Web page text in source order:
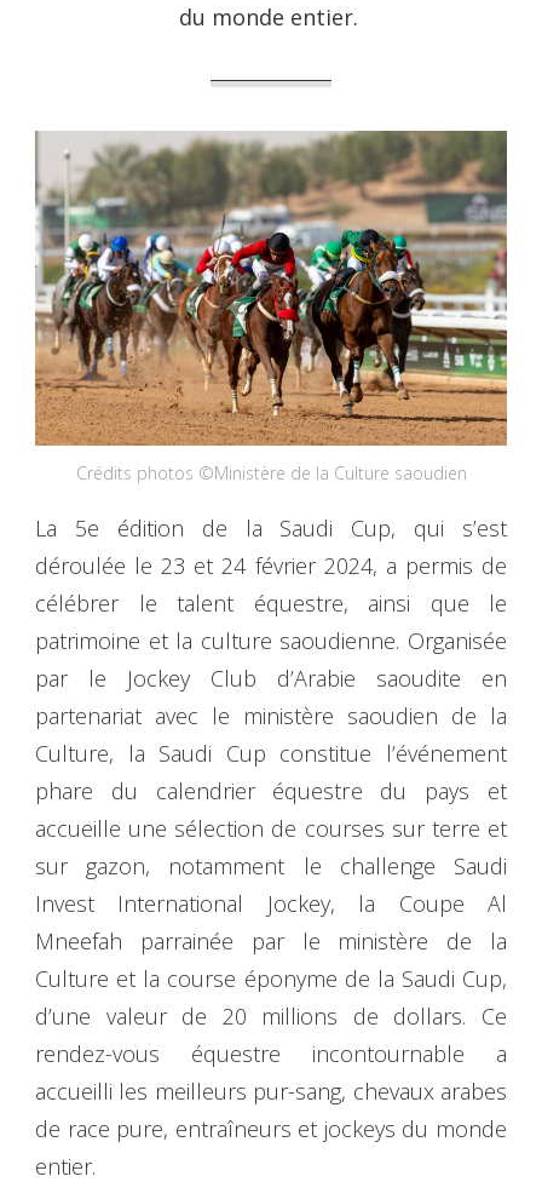
du monde entier.
Crédits photos ©Ministère de la Culture saoudien
La 5e édition de la Saudi Cup, qui s’est
déroulée le 23 et 24 février 2024, a permis de
célébrer le talent équestre, ainsi que le
patrimoine et la culture saoudienne. Organisée
par le Jockey Club d’Arabie saoudite en
partenariat avec le ministère saoudien de la
Culture, la Saudi Cup constitue l’événement
phare du calendrier équestre du pays et
accueille une sélection de courses sur terre et
sur gazon, notamment le challenge Saudi
Invest International Jockey, la Coupe Al
Mneefah parrainée par le ministère de la
Culture et la course éponyme de la Saudi Cup,
d’une valeur de 20 millions de dollars. Ce
rendez-vous équestre incontournable a
accueilli les meilleurs pur-sang, chevaux arabes
de race pure, entraîneurs et jockeys du monde
entier.